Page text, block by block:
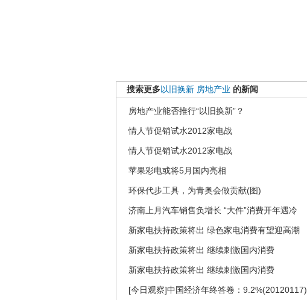
搜索更多以旧换新 房地产业 的新闻
房地产业能否推行“以旧换新”？
情人节促销试水2012家电战
情人节促销试水2012家电战
苹果彩电或将5月国内亮相
环保代步工具，为青奥会做贡献(图)
济南上月汽车销售负增长 “大件”消费开年遇冷
新家电扶持政策将出 绿色家电消费有望迎高潮
新家电扶持政策将出 继续刺激国内消费
新家电扶持政策将出 继续刺激国内消费
[今日观察]中国经济年终答卷：9.2%(20120117)